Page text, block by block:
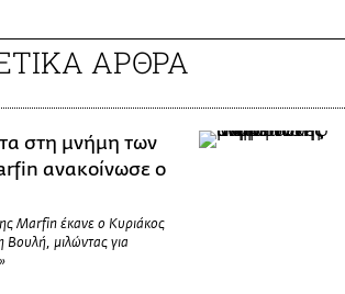
ΑΡΘΡΑ
στη μνήμη των
ανακοίνωσε ο
Marfin έκανε ο Κυριάκος
μιλώντας για